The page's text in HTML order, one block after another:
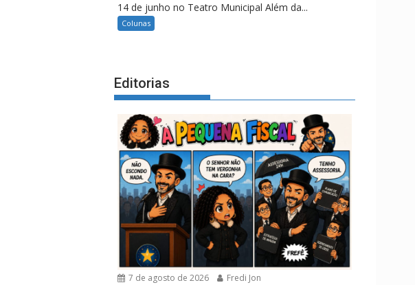
14 de junho no Teatro Municipal Além da...
Colunas
Editorias
7 de agosto de 2026 Fredi Jon